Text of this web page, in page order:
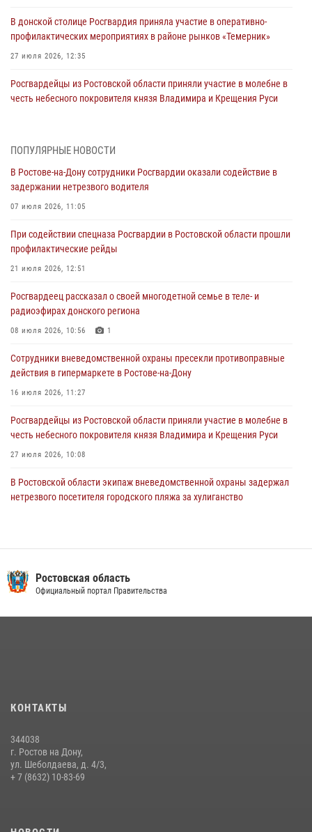
В донской столице Росгвардия приняла участие в оперативно-
профилактических мероприятиях в районе рынков «Темерник»
27 июля 2026, 12:35
Росгвардейцы из Ростовской области приняли участие в молебне в
честь небесного покровителя князя Владимира и Крещения Руси
При содействии спецназа Росгвардии в Ростовской области прошли
21 июля 2026, 12:51
В Ростовской области экипаж вневедомственной охраны задержал
17 июля 2026, 07:24
Сотрудники вневедомственной охраны пресекли противоправные
16 июля 2026, 11:27
Конкурс профессионального мастерства взрывотехников прошел в
15 июля 2026, 06:39
ПОПУЛЯРНЫЕ НОВОСТИ
В Ростове-на-Дону сотрудники Росгвардии оказали содействие в
задержании нетрезвого водителя
07 июля 2026, 11:05
При содействии спецназа Росгвардии в Ростовской области прошли
профилактические рейды
21 июля 2026, 12:51
Росгвардеец рассказал о своей многодетной семье в теле- и
радиоэфирах донского региона
08 июля 2026, 10:56 1
Сотрудники вневедомственной охраны пресекли противоправные
действия в гипермаркете в Ростове-на-Дону
16 июля 2026, 11:27
Росгвардейцы из Ростовской области приняли участие в молебне в
честь небесного покровителя князя Владимира и Крещения Руси
27 июля 2026, 10:08
В Ростовской области экипаж вневедомственной охраны задержал
нетрезвого посетителя городского пляжа за хулиганство
29 июля 2026, 11:35
В Ростовской области сотрудники Росгвардии познакомили
воспитанников детского сада со своей службой
09 июля 2026, 13:58
Ростовская область
Официальный портал Правительства
КОНТАКТЫ
344038
г. Ростов на Дону,
ул. Шеболдаева, д. 4/3,
+ 7 (8632) 10-83-69